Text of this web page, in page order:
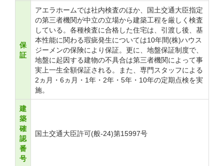
保
証
アエラホームでは社内検査のほか、国土交通大臣指定
の第三者機関が中立の立場から建築工程を厳しく検査
している。各種検査に合格した住宅は、引渡し後、基
本性能に関わる瑕疵発生については10年間(株)ハウス
ジーメンの保険により保証。更に、地盤保証制度で、
地盤に起因する建物の不具合は第三者機関によって事
実上一生全額保証される。また、専門スタッフによる
2ヵ月・6ヵ月・1年・2年・5年・10年の定期点検を実
施。
建
築
確
認
番
号
国土交通大臣許可(般-24)第15997号